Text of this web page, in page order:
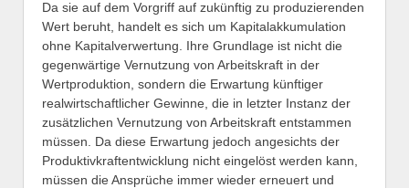
Da sie auf dem Vorgriff auf zukünftig zu produzierenden
Wert beruht, handelt es sich um Kapitalakkumulation
ohne Kapitalverwertung. Ihre Grundlage ist nicht die
gegenwärtige Vernutzung von Arbeitskraft in der
Wertproduktion, sondern die Erwartung künftiger
realwirtschaftlicher Gewinne, die in letzter Instanz der
zusätzlichen Vernutzung von Arbeitskraft entstammen
müssen. Da diese Erwartung jedoch angesichts der
Produktivkraftentwicklung nicht eingelöst werden kann,
müssen die Ansprüche immer wieder erneuert und